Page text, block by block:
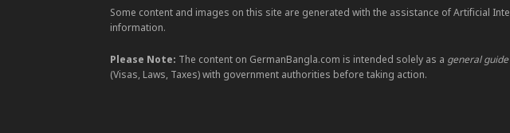
Some content and images on this site are generated with the assistance of Artificial
information.
Please Note: The content on GermanBangla.com is intended solely as a general guide
(Visas, Laws, Taxes) with government authorities before taking action.